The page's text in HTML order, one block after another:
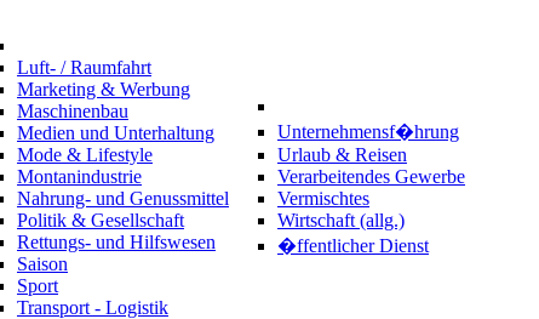
Luft- / Raumfahrt
Marketing & Werbung
Maschinenbau
Medien und Unterhaltung
Mode & Lifestyle
Montanindustrie
Nahrung- und Genussmittel
Politik & Gesellschaft
Rettungs- und Hilfswesen
Saison
Sport
Transport - Logistik
Unternehmensf�hrung
Urlaub & Reisen
Verarbeitendes Gewerbe
Vermischtes
Wirtschaft (allg.)
�ffentlicher Dienst